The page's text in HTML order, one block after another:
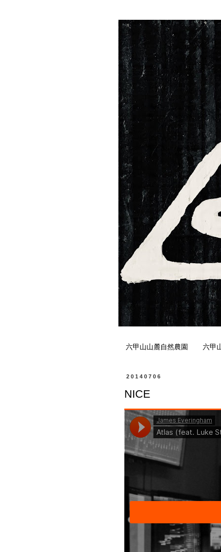
六甲山山麓自然農園 六甲
20140706
NICE